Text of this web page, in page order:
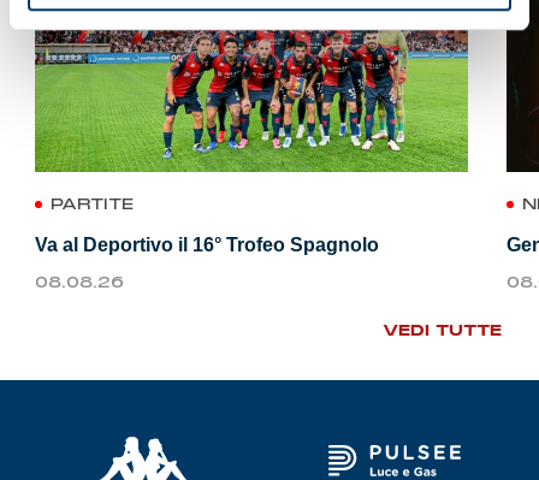
PARTITE
Va al Deportivo il 16° Trofeo Spagnolo
08.08.26
VEDI TUTTE